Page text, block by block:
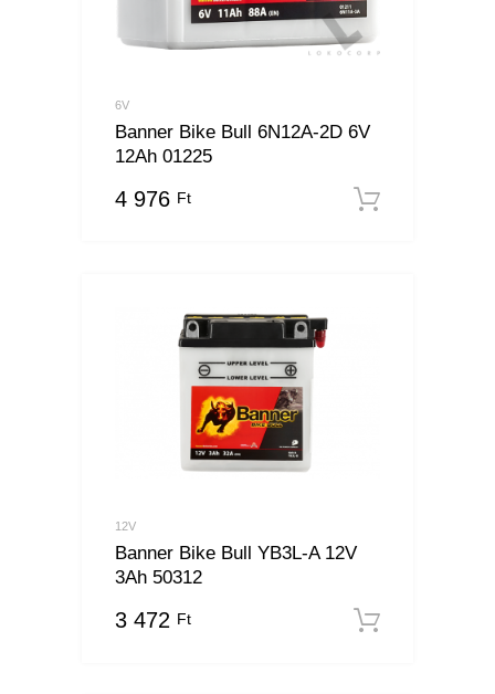
6V
Banner Bike Bull 6N12A-2D 6V
12Ah 01225
4 976 Ft
12V
Banner Bike Bull YB3L-A 12V
3Ah 50312
3 472 Ft